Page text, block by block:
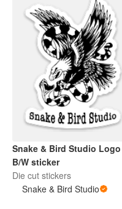
Snake & Bird Studio Logo
B/W sticker
Die cut stickers
Snake & Bird Studio